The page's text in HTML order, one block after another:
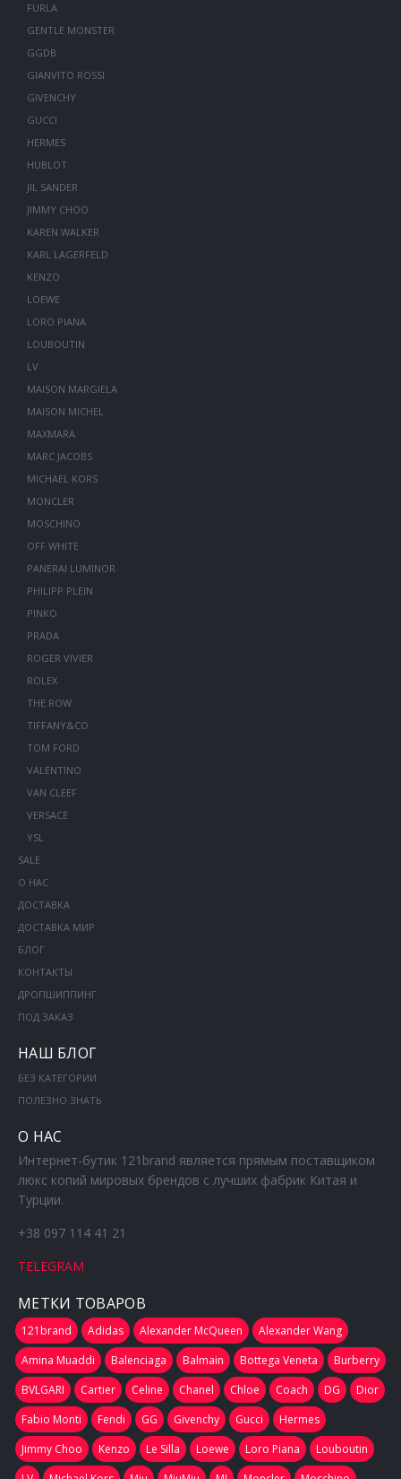
FURLA
GENTLE MONSTER
GGDB
GIANVITO ROSSI
GIVENCHY
GUCCI
HERMES
HUBLOT
JIL SANDER
JIMMY CHOO
KAREN WALKER
KARL LAGERFELD
KENZO
LOEWE
LORO PIANA
LOUBOUTIN
LV
MAISON MARGIELA
MAISON MICHEL
MAXMARA
MARC JACOBS
MICHAEL KORS
MONCLER
MOSCHINO
OFF WHITE
PANERAI LUMINOR
PHILIPP PLEIN
PINKO
PRADA
ROGER VIVIER
ROLEX
THE ROW
TIFFANY&CO
TOM FORD
VALENTINO
VAN CLEEF
VERSACE
YSL
SALE
О НАС
ДОСТАВКА
ДОСТАВКА МИР
БЛОГ
КОНТАКТЫ
ДРОПШИППИНГ
ПОД ЗАКАЗ
НАШ БЛОГ
БЕЗ КАТЕГОРИИ
ПОЛЕЗНО ЗНАТЬ
О НАС
Интернет-бутик 121brand является прямым поставщиком
люкс копий мировых брендов с лучших фабрик Китая и
Турции.
+38 097 114 41 21
TELEGRAM
МЕТКИ ТОВАРОВ
121brand Adidas Alexander McQueen
Alexander Wang
Amina Muaddi
Balenciaga Balmain Bottega Veneta
Burberry
BVLGARI
Cartier Celine Chanel Chloe Coach DG
Dior
Fabio Monti
Fendi GG Givenchy Gucci
Hermes
Jimmy Choo
Kenzo Le Silla Loewe Loro Piana
Louboutin